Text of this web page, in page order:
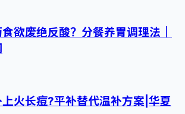
欲废绝反酸？分餐养胃调理法｜
火长痘?平补替代温补方案|华夏